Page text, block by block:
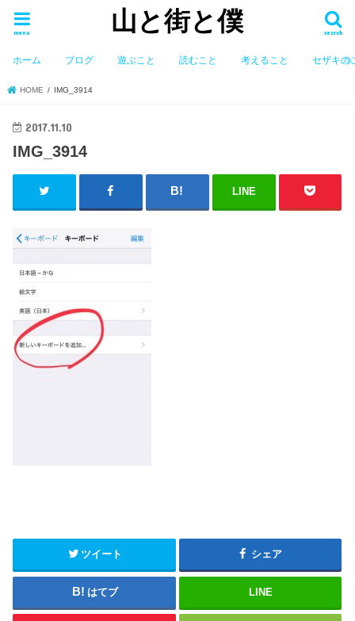
山と街と僕 search
menu
ホーム ブログ 遊ぶこと 読むこと 考えること セザキの
HOME IMG_3914
2017.11.10
IMG_3914
LINE
ツイート シェア
はてブ LINE